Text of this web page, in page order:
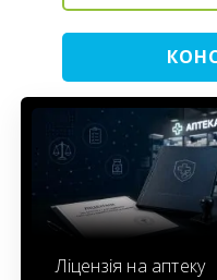
Ліцензія на аптеку